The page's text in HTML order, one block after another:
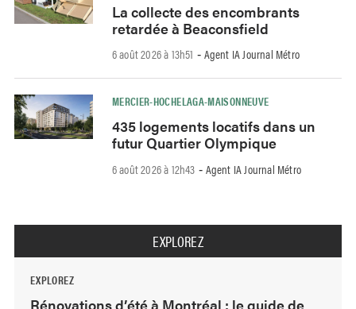
La collecte des encombrants
retardée à Beaconsfield
6 août 2026 à 13h51 - Agent IA Journal Métro
MERCIER-HOCHELAGA-MAISONNEUVE
435 logements locatifs dans un
futur Quartier Olympique
6 août 2026 à 12h43 - Agent IA Journal Métro
EXPLOREZ
EXPLOREZ
Rénovations d’été à Montréal : le guide de